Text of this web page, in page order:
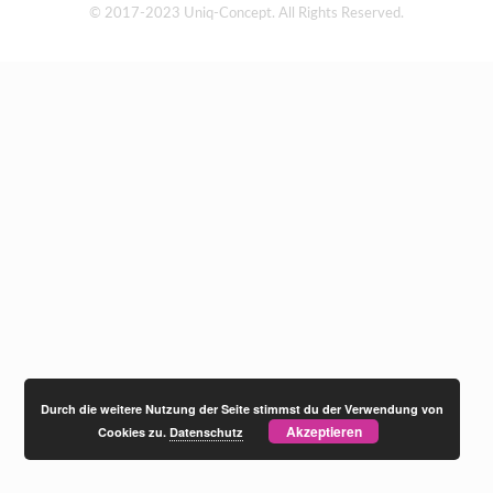
© 2017-2023 Uniq-Concept. All Rights Reserved.
Durch die weitere Nutzung der Seite stimmst du der Verwendung von
Cookies zu.Datenschutz Akzeptieren